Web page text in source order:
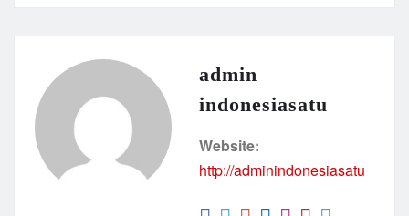
admin
indonesiasatu
Website:
http://adminindonesiasatu